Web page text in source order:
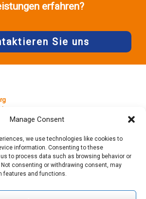
Manage Consent
we use technologies like cookies to
information. Consenting to these
to process data such as browsing behavior or
consenting or withdrawing consent, may
features and functions.
erfahren?
Sie uns